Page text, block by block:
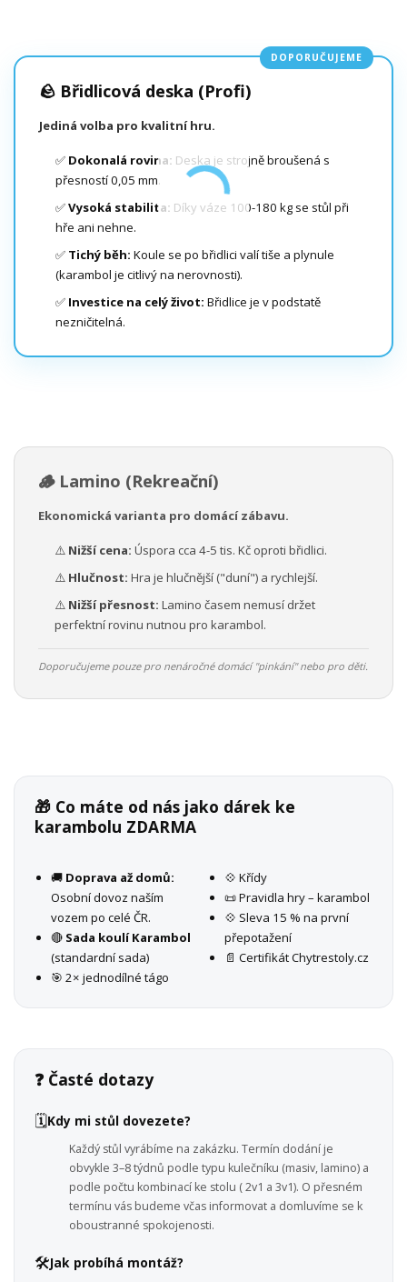
DOPORUČUJEME
🪨 Břidlicová deska (Profi)
Jediná volba pro kvalitní hru.
✅ Dokonalá rovina: Deska je strojně broušená s
přesností 0,05 mm.
✅Vysoká stabilita: Díky váze 100-180 kg se stůl při
hře ani nehne.
✅ Tichý běh: Koule se po břidlici valí tiše a plynule
(karambol je citlivý na nerovnosti).
✅ Investice na celý život: Břidlice je v podstatě
nezničitelná.
🪵 Lamino (Rekreační)
Ekonomická varianta pro domácí zábavu.
⚠️ Nižší cena: Úspora cca 4-5 tis. Kč oproti břidlici.
⚠️ Hlučnost: Hra je hlučnější ("duní") a rychlejší.
⚠️ Nižší přesnost: Lamino časem nemusí držet
perfektní rovinu nutnou pro karambol.
Doporučujeme pouze pro nenáročné domácí "pinkání" nebo pro děti.
🎁 Co máte od nás jako dárek ke
karambolu ZDARMA
🚚 Doprava až domů:
Osobní dovoz naším
vozem po celé ČR.
🔴 Sada koulí Karambol
(standardní sada)
🎯 2× jednodílné tágo
💠 Křídy
📜 Pravidla hry – karambol
💠 Sleva 15 % na první
přepotažení
📄 Certifikát Chytrestoly.cz
❓ Časté dotazy
🗓️Kdy mi stůl dovezete?
Každý stůl vyrábíme na zakázku. Termín dodání je
obvykle 3–8 týdnů podle typu kulečníku (masiv, lamino) a
podle počtu kombinací ke stolu ( 2v1 a 3v1). O přesném
termínu vás budeme včas informovat a domluvíme se k
oboustranné spokojenosti.
🛠️Jak probíhá montáž?